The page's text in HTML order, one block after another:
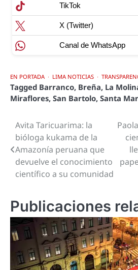
TikTok
X (Twitter)
Canal de WhatsApp
EN PORTADA LIMA NOTICIAS
Tagged Barranco, Breña, La
Miraflores, San Bartolo, Santa
Navegación
de
entradas
Avita Taricuarima: la
bióloga kukama de la
Amazonía peruana que
devuelve el conocimiento
científico a su comunidad
Publicaciones